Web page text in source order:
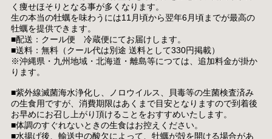
く痩せほそりとなる事が多くなります。
生の本当の牡蠣を味わうには11月頃から翌年6月頃までが最高の
牡蠣を提供できます。
■配送：クール便 冷蔵便にてお届けします。
■送料：無料（クール代は別途 送料として330円掲載）
※沖縄県・九州地域・北海道・離島等につては、追加料金が掛か
ります。
■紫外線滅菌海水浄化し、ノロウイルス、貝毒等の生菌検査済み
の生食用ですが、消費期限はあくまで目安となりますので到着後
お早めにお召し上がり頂けることをおすすめいたします。
■体調のすぐれないときの生食はお控えください。
■水揚げ後、輸送中の酸欠によって、牡蠣が殻を開ける場合があ